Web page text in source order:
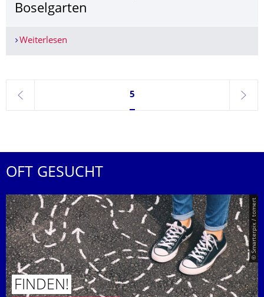
Boselgarten
Weiterlesen
zurück
Seite 5, aktuell ausgewählt
5
weiter
OFT GESUCHT
© Smarterpix / tomert
FINDEN!